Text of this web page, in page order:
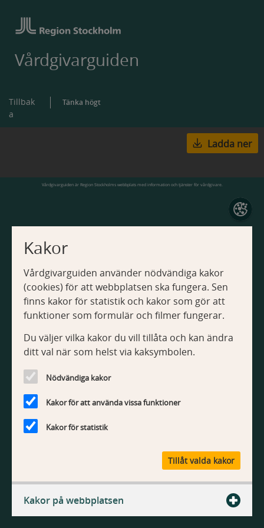
Kakor
Vårdgivarguiden använder nödvändiga kakor
(cookies) för att webbplatsen ska fungera. Sen
finns kakor för statistik och kakor som gör att
funktioner som formulär och filmer fungerar.
Du väljer vilka kakor du vill tillåta och kan ändra
ditt val när som helst via kaksymbolen.
Nödvändiga kakor
Kakor för att använda vissa funktioner
Kakor för statistik
Tillåt valda kakor
Kakor på webbplatsen
Vårdgivarguiden
Tillbak
a
Tänka högt
Ladda ner
Vårdgivarguiden är Region Stockholms webbplats med information och tjänster för vårdgivare.